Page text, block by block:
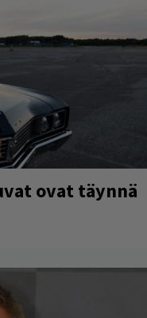
ovat täynnä